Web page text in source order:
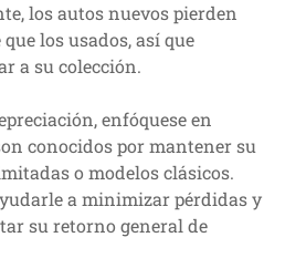
los autos nuevos pierden
los usados, así que
a su colección.
enfóquese en
conocidos por mantener su
o modelos clásicos.
a minimizar pérdidas y
su retorno general de